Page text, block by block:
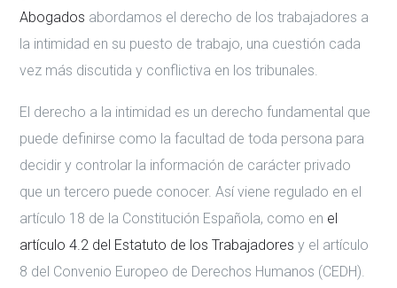
Abogados abordamos el derecho de los trabajadores a
la intimidad en su puesto de trabajo, una cuestión cada
vez más discutida y conflictiva en los tribunales.
El derecho a la intimidad es un derecho fundamental que
puede definirse como la facultad de toda persona para
decidir y controlar la información de carácter privado
que un tercero puede conocer. Así viene regulado en el
artículo 18 de la Constitución Española, como en el
artículo 4.2 del Estatuto de los Trabajadores y el artículo
8 del Convenio Europeo de Derechos Humanos (CEDH).